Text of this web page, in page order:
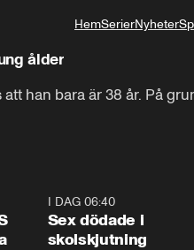
HemSerierNyheter
ålder
han bara är 38 år. På
I DAG 06:40
Sex dödade i
skolskjutning